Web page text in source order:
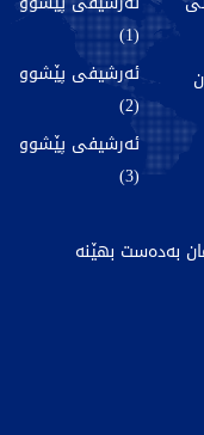
(1)
ئەرشیفی پێشوو
(2)
ئەرشیفی پێشوو
(3)
بەدەست بهێنە